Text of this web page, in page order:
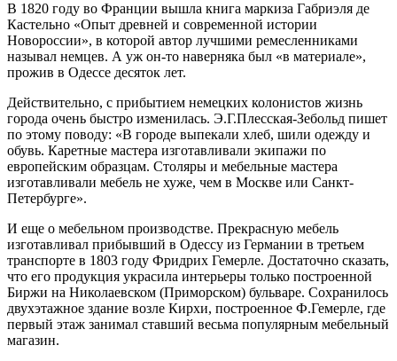
В 1820 году во Франции вышла книга маркиза Габриэля де
Кастельно «Опыт древней и современной истории
Новороссии», в которой автор лучшими ремесленниками
называл немцев. А уж он-то наверняка был «в материале»,
прожив в Одессе десяток лет.
Действительно, с прибытием немецких колонистов жизнь
города очень быстро изменилась. Э.Г.Плесская-Зебольд пишет
по этому поводу: «В городе выпекали хлеб, шили одежду и
обувь. Каретные мастера изготавливали экипажи по
европейским образцам. Столяры и мебельные мастера
изготавливали мебель не хуже, чем в Москве или Санкт-
Петербурге».
И еще о мебельном производстве. Прекрасную мебель
изготавливал прибывший в Одессу из Германии в третьем
транспорте в 1803 году Фридрих Гемерле. Достаточно сказать,
что его продукция украсила интерьеры только построенной
Биржи на Николаевском (Приморском) бульваре. Сохранилось
двухэтажное здание возле Кирхи, построенное Ф.Гемерле, где
первый этаж занимал ставший весьма популярным мебельный
магазин.